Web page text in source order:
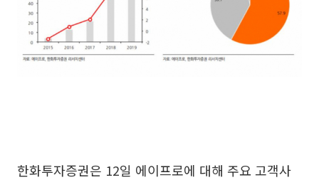
한화투자증권은 12일 에이프로에 대해 주요 고객사